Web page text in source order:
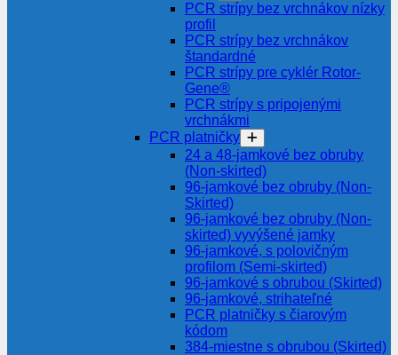
PCR strípy bez vrchnákov nízky
profil
PCR strípy bez vrchnákov
štandardné
PCR strípy pre cyklér Rotor-
Gene®
PCR strípy s pripojenými
vrchnákmi
PCR platničky
24 a 48-jamkové bez obruby
(Non-skirted)
96-jamkové bez obruby (Non-
Skirted)
96-jamkové bez obruby (Non-
skirted) vyvýšené jamky
96-jamkové, s polovičným
profilom (Semi-skirted)
96-jamkové s obrubou (Skirted)
96-jamkové, strihateľné
PCR platničky s čiarovým
kódom
384-miestne s obrubou (Skirted)